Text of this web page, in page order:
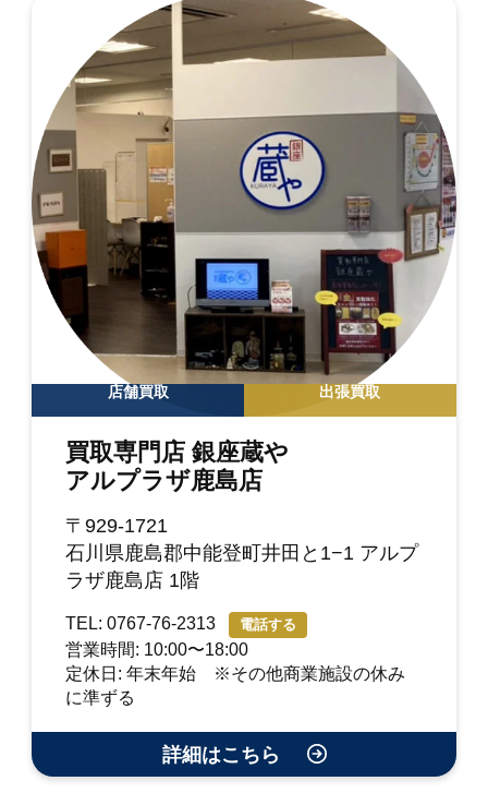
店舗買取 出張買取
買取専門店 銀座蔵や
アルプラザ鹿島店
〒929-1721
石川県鹿島郡中能登町井田と1−1 アルプ
ラザ鹿島店 1階
TEL: 0767-76-2313 電話する
営業時間: 10:00〜18:00
定休日: 年末年始 ※その他商業施設の休み
に準ずる
詳細はこちら